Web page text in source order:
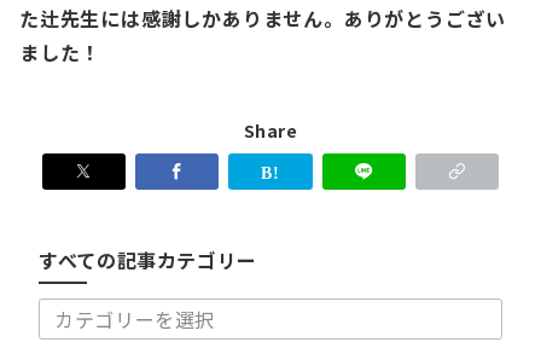
た辻先生には感謝しかありません。ありがとうござい
ました！
Share
すべての記事カテゴリー
べ
記
事